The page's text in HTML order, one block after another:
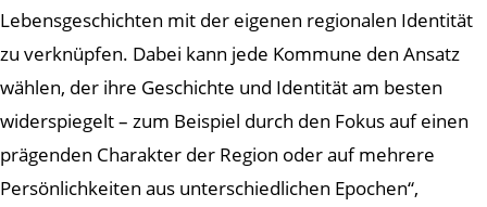
Lebensgeschichten mit der eigenen regionalen Identität
zu verknüpfen. Dabei kann jede Kommune den Ansatz
wählen, der ihre Geschichte und Identität am besten
widerspiegelt – zum Beispiel durch den Fokus auf einen
prägenden Charakter der Region oder auf mehrere
Persönlichkeiten aus unterschiedlichen Epochen“,